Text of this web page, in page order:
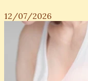
12/07/2026